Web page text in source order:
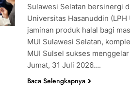
Sulawesi Selatan bersinergi
Universitas Hasanuddin
jaminan produk halal bagi
MUI Sulawesi Selatan,
MUI Sulsel sukses
Jumat, 31 Juli 2026….
Baca Selengkapnya